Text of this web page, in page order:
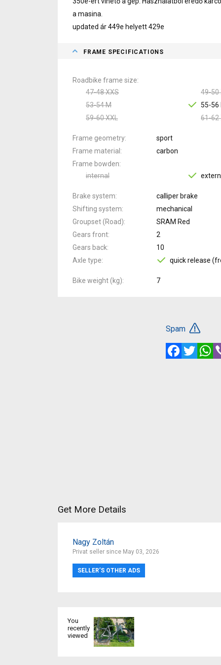
a masina.
updated ár 449e helyett 429e
FRAME SPECIFICATIONS
Roadbike frame size
47-48 XXS
49-50
53-54 M
55-56
59-60 XXL
61-62
Frame geometry
sport
Frame material
carbon
Frame bowden
internal
Brake system
calliper brake
Shifting system
mechanical
Groupset (Road)
SRAM Red
Gears front
2
Gears back
10
Axle type
quick release
Bike weight (kg) 7
Spam
FacebookTwitter
Get More Details
Nagy Zoltán
Privat seller since May 03, 2026
SELLER’S OTHER ADS
You
recently
viewed